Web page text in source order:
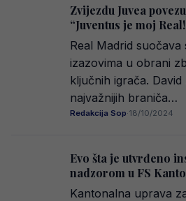
Zvijezdu Juvea
“Juventus je moj
Real Madrid suočava
izazovima u obrani
ključnih igrača.
najvažnijih braniča…
Redakcija Sop·18/10/2024
Evo šta je utvrđeno
nadzorom u FS
Kantonalna uprava